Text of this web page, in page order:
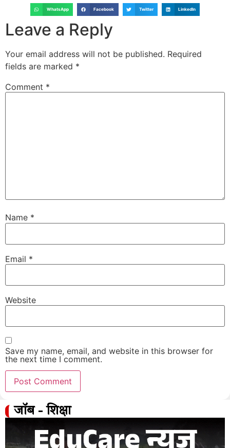
WhatsApp Facebook Twitter LinkedIn
Leave a Reply
Your email address will not be published. Required
fields are marked *
Comment *
Name *
Email *
Website
Save my name, email, and website in this browser for
the next time I comment.
जॉब - शिक्षा